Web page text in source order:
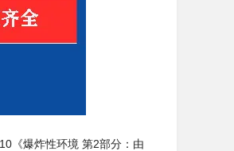
《爆炸性环境 第2部分：由